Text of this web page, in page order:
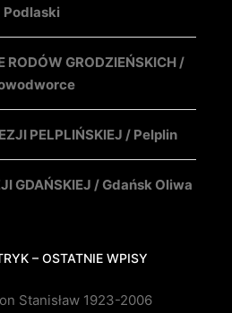
Podlaski
RODÓW GRODZIEŃSKICH /
PELPLIŃSKIEJ / Pelplin
GDAŃSKIEJ / Gdańsk Oliwa
– OSTATNIE WPISY
Stanisław 1923-2006